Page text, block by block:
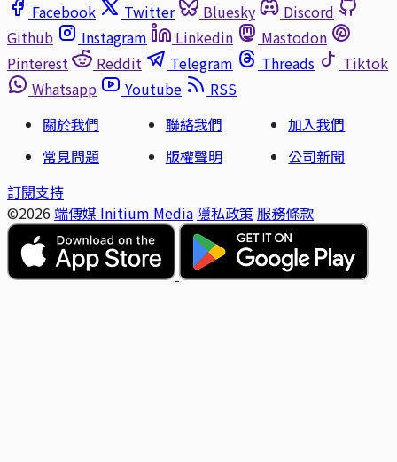
Facebook
Twitter Bluesky
Discord
Github
Instagram Linkedin
Mastodon
Pinterest
Reddit Telegram Threads
Tiktok
Whatsapp
Youtube
RSS
關於我們
聯絡我們
加入我們
常見問題
版權聲明
公司新聞
訂閱支持
©2026 端傳媒 Initium Media 隱私政策 服務條款